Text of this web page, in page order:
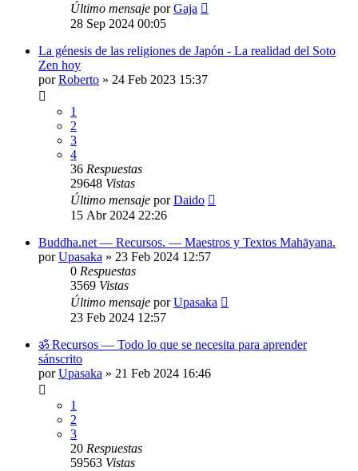
Último mensaje porGaja
28 Sep 2024 00:05
La génesis de las religiones de Japón - La realidad del Soto
Zen hoy
porRoberto » 24 Feb 2023 15:37
1
2
3
4
36 Respuestas
29648 Vistas
Último mensaje porDaido
15 Abr 2024 22:26
Buddha.net — Recursos. — Maestros y Textos Mahāyana.
porUpasaka » 23 Feb 2024 12:57
0 Respuestas
3569 Vistas
Último mensaje porUpasaka
23 Feb 2024 12:57
ॐ Recursos — Todo lo que se necesita para aprender
sánscrito
porUpasaka » 21 Feb 2024 16:46
1
2
3
20 Respuestas
59563 Vistas